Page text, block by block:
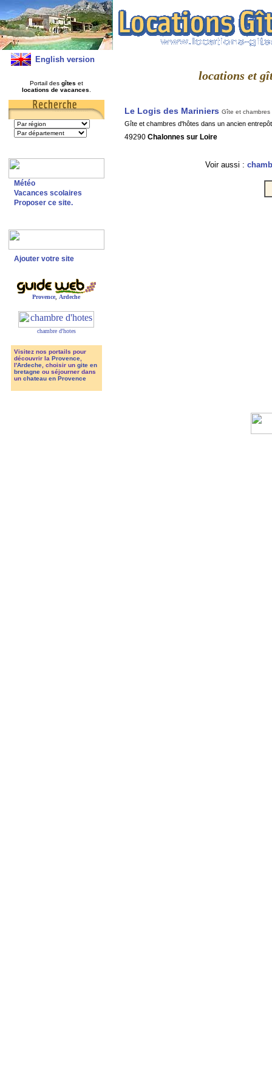
English version
Portail des gîtes et
locations de vacances
Météo
Vacances scolaires
Proposer ce site.
Ajouter votre site
Provence Ardeche
chambre d'hotes
Visitez nos portails pour
découvrir la Provence,
l'Ardeche, choisir un gite en
bretagneou séjourner dans
un chateau en Provence
locations et
Le Logis des Mariniers Gîte et chambres
Gîte et chambres d'hôtes dans un ancien
49290 Chalonnes sur Loire
Voir aussi :